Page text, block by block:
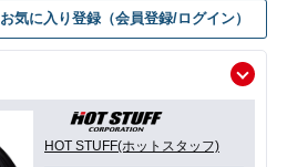
お気に入り登録（会員登録/ログイン）
HOT STUFF(ホットスタッフ)